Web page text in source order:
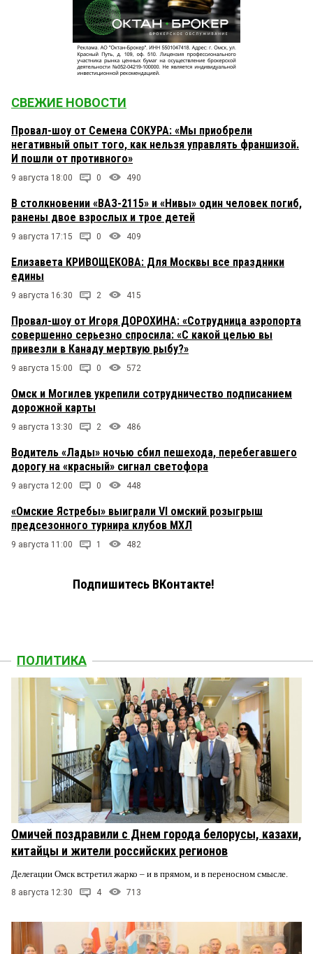
СВЕЖИЕ НОВОСТИ
Провал-шоу от Семена СОКУРА: «Мы приобрели
негативный опыт того, как нельзя управлять франшизой.
И пошли от противного»
9 августа 18:00 0 490
В столкновении «ВАЗ-2115» и «Нивы» один человек погиб,
ранены двое взрослых и трое детей
9 августа 17:15 0 409
Елизавета КРИВОЩЕКОВА: Для Москвы все праздники
едины
9 августа 16:30 2 415
Провал-шоу от Игоря ДОРОХИНА: «Сотрудница аэропорта
совершенно серьезно спросила: «С какой целью вы
привезли в Канаду мертвую рыбу?»
9 августа 15:00 0 572
Омск и Могилев укрепили сотрудничество подписанием
дорожной карты
9 августа 13:30 2 486
Водитель «Лады» ночью сбил пешехода, перебегавшего
дорогу на «красный» сигнал светофора
9 августа 12:00 0 448
«Омские Ястребы» выиграли VI омский розыгрыш
предсезонного турнира клубов МХЛ
9 августа 11:00 1 482
Подпишитесь ВКонтакте!
ПОЛИТИКА
Омичей поздравили с Днем города белорусы, казахи,
китайцы и жители российских регионов
Делегации Омск встретил жарко – и в прямом, и в переносном смысле.
8 августа 12:30 4 713